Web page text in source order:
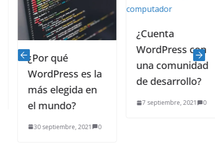
¿Por qué
WordPress es la
más elegida en
el mundo?
30 septiembre, 2021 0
¿Cuenta
WordPress con
una comunidad
de desarrollo?
7 septiembre, 2021 0